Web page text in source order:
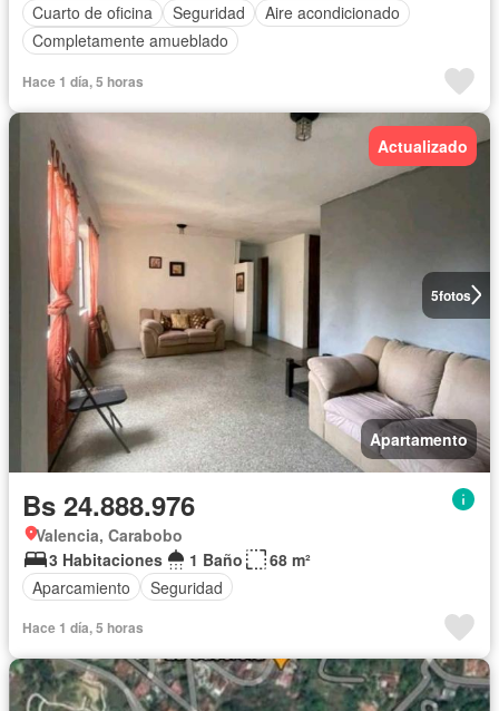
Cuarto de oficina
Seguridad
Aire acondicionado
Completamente amueblado
Hace 1 día, 5 horas
5fotos
Actualizado
Apartamento
Bs 24.888.976
Valencia, Carabobo
3 Habitaciones
1 Baño
68 m²
Aparcamiento
Seguridad
Hace 1 día, 5 horas